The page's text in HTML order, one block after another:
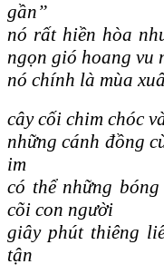
gần”
nó rất hiền hòa
ngọn gió hoang vu
nó chính là mùa
cây cối chim chóc
những cánh đồng
im
có thể những
cõi con người
giây phút thiêng
tận